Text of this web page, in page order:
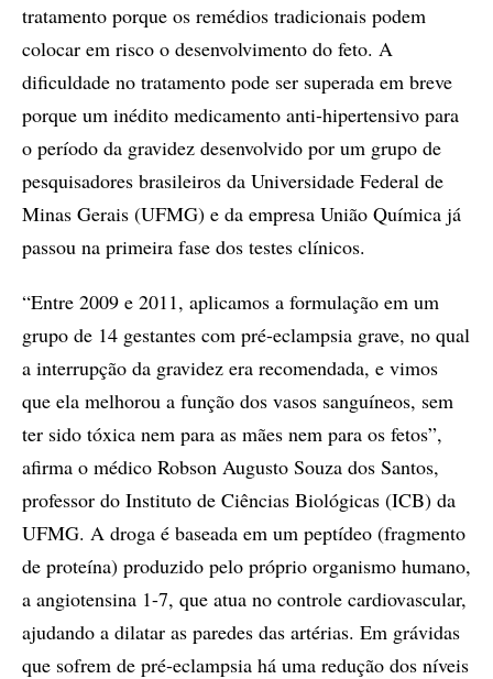
tratamento porque os remédios tradicionais podem
colocar em risco o desenvolvimento do feto. A
dificuldade no tratamento pode ser superada em breve
porque um inédito medicamento anti-hipertensivo para
o período da gravidez desenvolvido por um grupo de
pesquisadores brasileiros da Universidade Federal de
Minas Gerais (UFMG) e da empresa União Química já
passou na primeira fase dos testes clínicos.
“Entre 2009 e 2011, aplicamos a formulação em um
grupo de 14 gestantes com pré-eclampsia grave, no qual
a interrupção da gravidez era recomendada, e vimos
que ela melhorou a função dos vasos sanguíneos, sem
ter sido tóxica nem para as mães nem para os fetos”,
afirma o médico Robson Augusto Souza dos Santos,
professor do Instituto de Ciências Biológicas (ICB) da
UFMG. A droga é baseada em um peptídeo (fragmento
de proteína) produzido pelo próprio organismo humano,
a angiotensina 1-7, que atua no controle cardiovascular,
ajudando a dilatar as paredes das artérias. Em grávidas
que sofrem de pré-eclampsia há uma redução dos níveis